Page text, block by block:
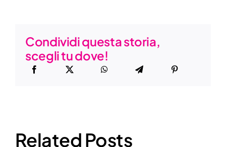
Condividi questa storia,
scegli tu dove!
Related Posts
Francesco